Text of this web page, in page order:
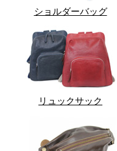
ショルダーバッグ
リュックサック